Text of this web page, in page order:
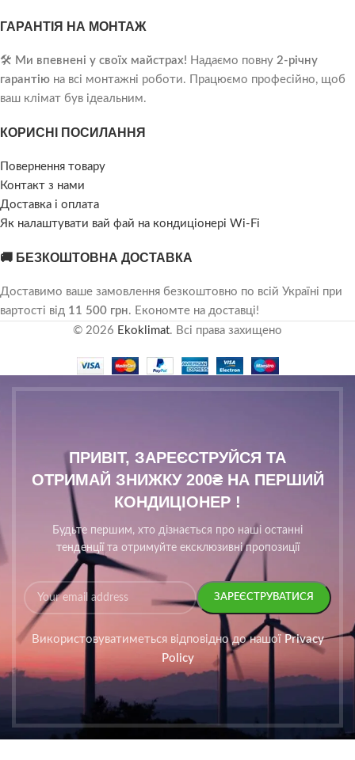
ГАРАНТІЯ НА МОНТАЖ
🛠️ Ми впевнені у своїх майстрах! Надаємо повну 2-річну
гарантію на всі монтажні роботи. Працюємо професійно, щоб
ваш клімат був ідеальним.
КОРИСНІ ПОСИЛАННЯ
Повернення товару
Контакт з нами
Доставка і оплата
Як налаштувати вай фай на кондиціонері Wi-Fi
🚚 БЕЗКОШТОВНА ДОСТАВКА
Доставимо ваше замовлення безкоштовно по всій Україні при
вартості від 11 500 грн. Економте на доставці!
© 2026 Ekoklimat. Всі права захищено
ПРИВІТ, ЗАРЕЄСТРУЙСЯ ТА
ОТРИМАЙ ЗНИЖКУ 200₴ НА ПЕРШИЙ
КОНДИЦІОНЕР !
Будьте першим, хто дізнається про наші останні
тенденції та отримуйте ексклюзивні пропозиції
Використовуватиметься відповідно до нашої Privacy
Policy